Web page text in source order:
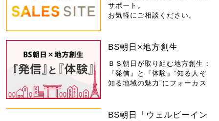
サポート。
お気軽にご相談ください。
BS朝日×地方創生
ＢＳ朝日が取り組む地方創生：
『発信』と『体験』“知る人ぞ
知る地域の魅力”にフォーカス
BS朝日「ウェルビーイン